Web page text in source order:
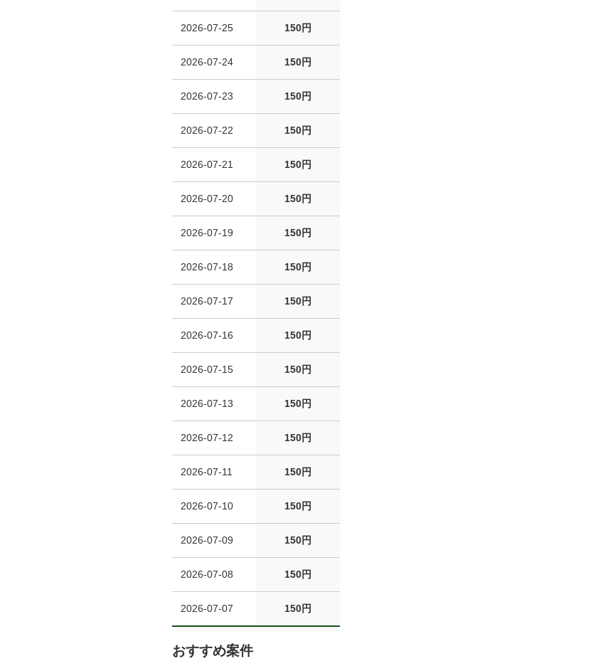
2026-07-25 150円
2026-07-24 150円
2026-07-23 150円
2026-07-22 150円
2026-07-21 150円
2026-07-20 150円
2026-07-19 150円
2026-07-18 150円
2026-07-17 150円
2026-07-16 150円
2026-07-15 150円
2026-07-13 150円
2026-07-12 150円
2026-07-11 150円
2026-07-10 150円
2026-07-09 150円
2026-07-08 150円
2026-07-07 150円
おすすめ案件